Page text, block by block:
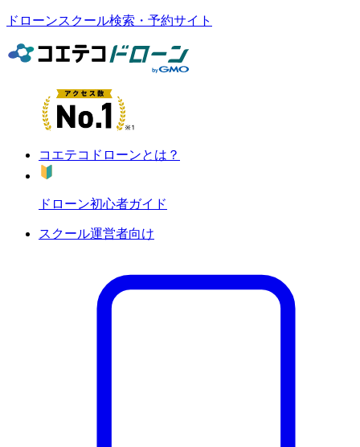
ドローンスクール検索・予約サイト
コエテコドローンとは？
ドローン初心者ガイド
スクール運営者向け